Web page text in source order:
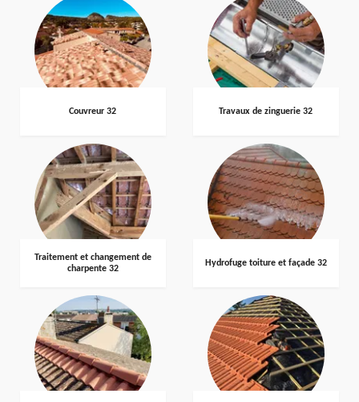
Couvreur 32 Travaux de zinguerie 32
Traitement et changement de
charpente 32
Hydrofuge toiture et façade 32